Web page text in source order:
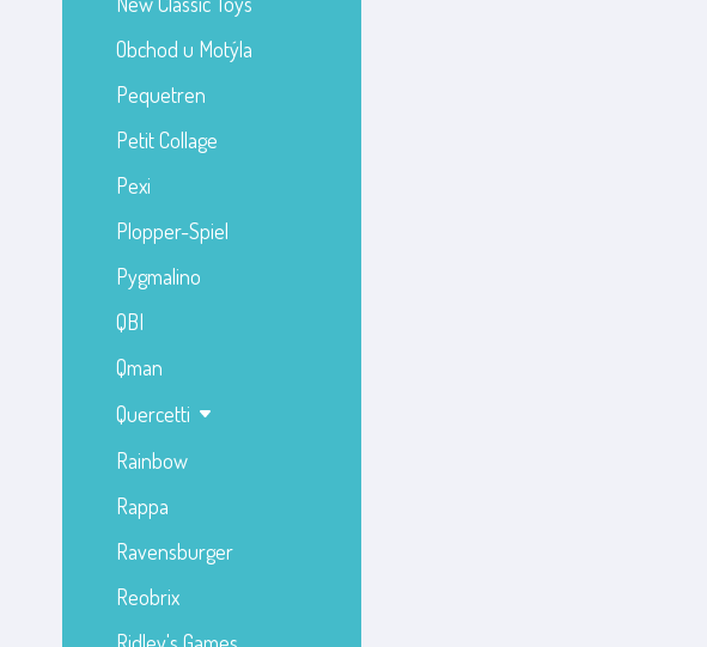
Obchod u Motýla
Pequetren
Petit Collage
Pexi
Plopper-Spiel
Pygmalino
QBI
Qman
Quercetti
Rainbow
Rappa
Ravensburger
Reobrix